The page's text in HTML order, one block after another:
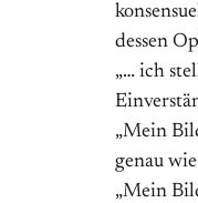
dessen
„… ich
„Mein
genau
„Mein